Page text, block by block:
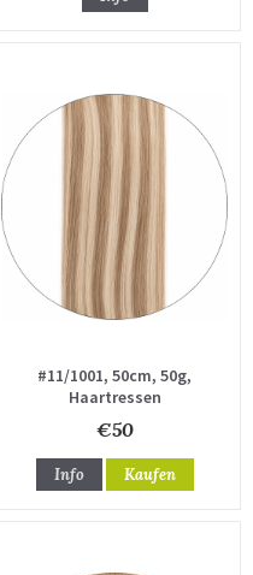
#11/1001, 50cm, 50g,
Haartressen
€50
Info Kaufen